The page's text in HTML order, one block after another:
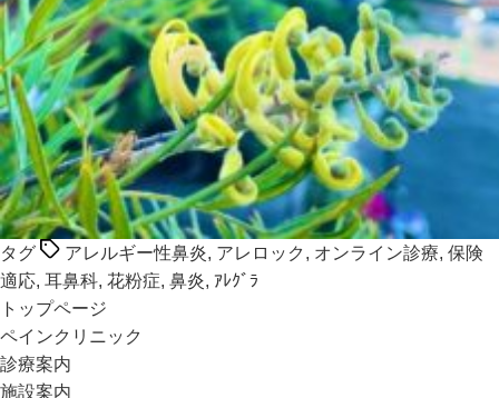
タグ アレルギー性鼻炎, アレロック , オンライン診療, 保険
適応, 耳鼻科, 花粉症, 鼻炎, ｱﾚｸﾞﾗ
トップページ
ペインクリニック
診療案内
施設案内